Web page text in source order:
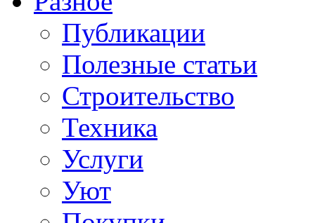
Публикации
Полезные статьи
Строительство
Техника
Услуги
Уют